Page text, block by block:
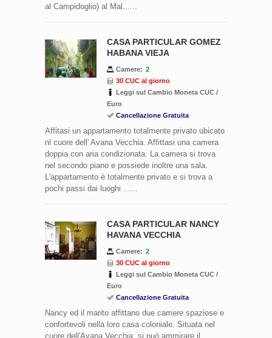
al Campidoglio) al Mal......
CASA PARTICULAR GOMEZ
HABANA VIEJA
Camere: 2
30 CUC al giorno
Leggi sul Cambio Moneta CUC /
Euro
Cancellazione Gratuita
Affitasi un appartamento totalmente privato ubicato
nl cuore dell' Avana Vecchia. Affittasi una camera
doppia con aria condizionata. La camera si trova
nel secondo piano e possiede inoltre una sala.
L'appartamento è totalmente privato e si trova a
pochi passi dai luoghi ......
CASA PARTICULAR NANCY
HAVANA VECCHIA
Camere: 2
30 CUC al giorno
Leggi sul Cambio Moneta CUC /
Euro
Cancellazione Gratuita
Nancy ed il marito affittano due camere spaziose e
confortevoli nella loro casa coloniale. Situata nel
cuore dell'Avana Vecchia, si può ammirare il